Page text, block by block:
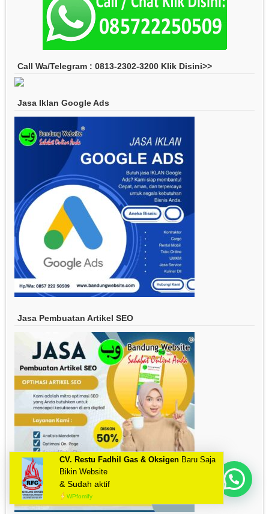
Call Wa/Telegram : 0813-2302-3200 Klik Disini>>
Jasa Iklan Google Ads
Jasa Pembuatan Artikel SEO
Mau Bikin Website Apa Kak?
CV. Restu Fadhil Gas & Oksigen Baru Saja
Bikin Website
& Sudah aktif
WPfomify